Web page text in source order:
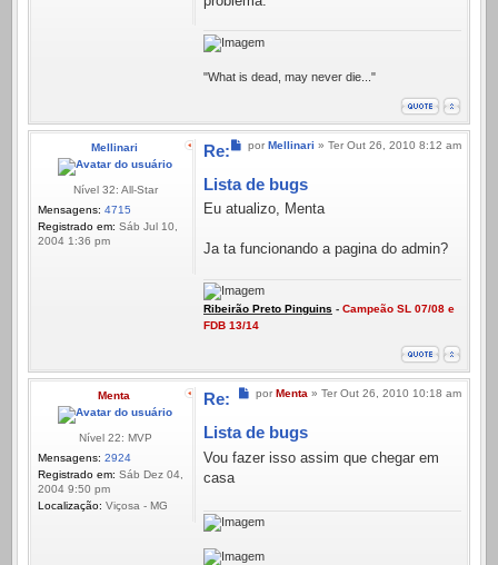
"What is dead, may never die..."
Mellinari
Nível 32: All-Star
Mensagens: 4715
Registrado em: Sáb Jul 10,
2004 1:36 pm
Mensagem
por Mellinari » Ter Out 26, 2010 8:12 am
Re:
Lista de bugs
Eu atualizo, Menta
Ja ta funcionando a pagina do admin?
Ribeirão Preto Pinguins - Campeão SL 07/08 e
FDB 13/14
Menta
Nível 22: MVP
Mensagens: 2924
Registrado em: Sáb Dez 04,
2004 9:50 pm
Localização: Viçosa - MG
Mensagem
por Menta » Ter Out 26, 2010 10:18 am
Re:
Lista de bugs
Vou fazer isso assim que chegar em
casa